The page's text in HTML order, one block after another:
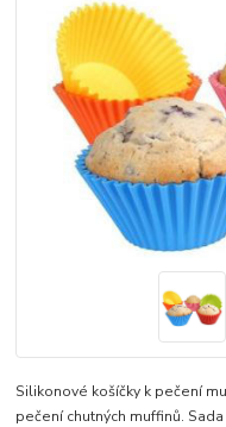
Silikonové košíčky k pečení
pečení chutných muffinů.